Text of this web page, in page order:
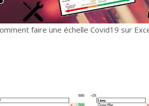
faire une échelle Covid19 sur